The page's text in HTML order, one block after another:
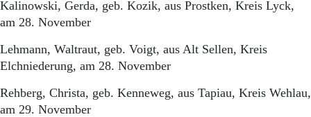
Kalinowski, Gerda, geb. Kozik, aus Prostken, Kreis Lyck,
am 28. November
Lehmann, Waltraut, geb. Voigt, aus Alt Sellen, Kreis
Elchniederung, am 28. November
Rehberg, Christa, geb. Kenneweg, aus Tapiau, Kreis Wehlau,
am 29. November